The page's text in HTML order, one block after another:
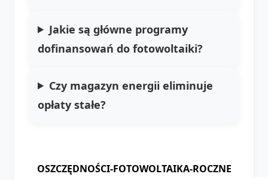
Jakie są główne programy
dofinansowań do fotowoltaiki?
Czy magazyn energii eliminuje
opłaty stałe?
OSZCZĘDNOŚCI-FOTOWOLTAIKA-ROCZNE